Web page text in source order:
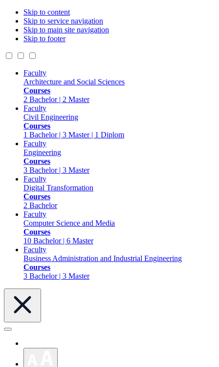
Skip to content
Skip to service navigation
Skip to main site navigation
Skip to footer
Faculty
Architecture and Social Sciences
Courses
2 Bachelor | 2 Master
Faculty
Civil Engineering
Courses
1 Bachelor | 3 Master | 1 Diplom
Faculty
Engineering
Courses
3 Bachelor | 3 Master
Faculty
Digital Transformation
Courses
2 Bachelor
Faculty
Computer Science and Media
Courses
10 Bachelor | 6 Master
Faculty
Business Administration and Industrial Engineering
Courses
3 Bachelor | 3 Master